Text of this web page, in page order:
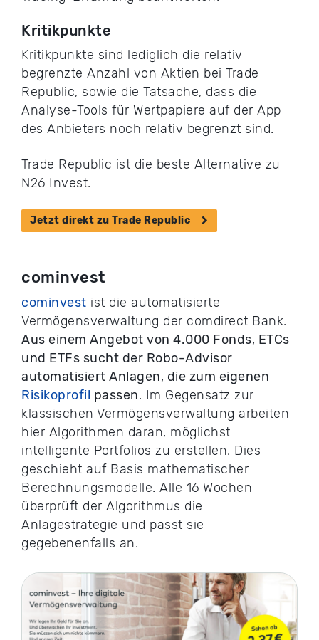
Kritikpunkte
Kritikpunkte sind lediglich die relativ
begrenzte Anzahl von Aktien bei Trade
Republic, sowie die Tatsache, dass die
Analyse-Tools für Wertpapiere auf der App
des Anbieters noch relativ begrenzt sind.
Trade Republic ist die beste Alternative zu
N26 Invest.
Jetzt direkt zu Trade Republic
cominvest
cominvest ist die automatisierte
Vermögensverwaltung der comdirect Bank.
Aus einem Angebot von 4.000 Fonds, ETCs
und ETFs sucht der Robo-Advisor
automatisiert Anlagen, die zum eigenen
Risikoprofil passen. Im Gegensatz zur
klassischen Vermögensverwaltung arbeiten
hier Algorithmen daran, möglichst
intelligente Portfolios zu erstellen. Dies
geschieht auf Basis mathematischer
Berechnungsmodelle. Alle 16 Wochen
überprüft der Algorithmus die
Anlagestrategie und passt sie
gegebenenfalls an.